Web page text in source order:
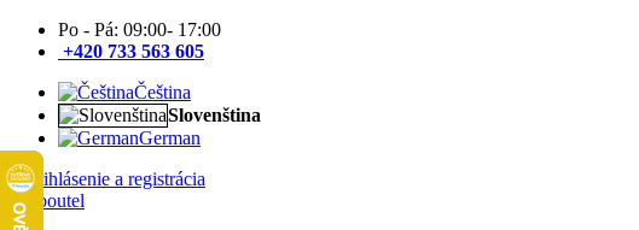
Po - Pá: 09:00- 17:00
+420 733 563 605
Čeština
Slovenština
German
Prihlásenie a registrácia